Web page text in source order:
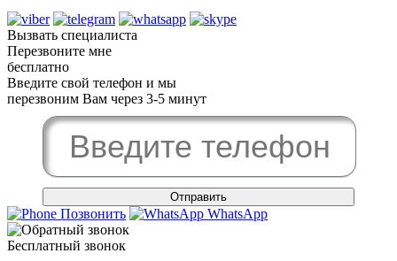
Вызвать специалиста
Перезвоните мне
бесплатно
Введите свой телефон и мы
перезвоним Вам через 3-5 минут
Позвонить WhatsApp
Бесплатный звонок